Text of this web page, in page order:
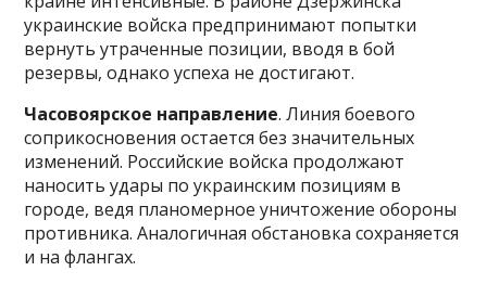
украинские войска предпринимают попытки
вернуть утраченные позиции, вводя в бой
резервы, однако успеха не достигают.
Часовоярское направление. Линия боевого
соприкосновения остается без значительных
изменений. Российские войска продолжают
наносить удары по украинским позициям в
городе, ведя планомерное уничтожение обороны
противника. Аналогичная обстановка сохраняется
и на флангах.